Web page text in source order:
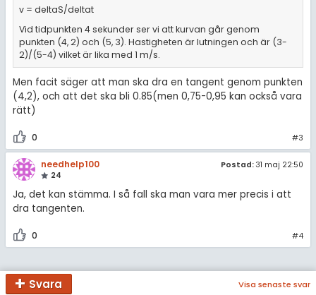
v = deltaS/deltat
Vid tidpunkten 4 sekunder ser vi att kurvan går genom
punkten (4, 2) och (5, 3). Hastigheten är lutningen och är (3-
2)/(5-4) vilket är lika med 1 m/s.
Men facit säger att man ska dra en tangent genom punkten
(4,2), och att det ska bli 0.85(men 0,75-0,95 kan också vara
rätt)
0 #3
needhelp100
24
Postad: 31 maj 22:50
Ja, det kan stämma. I så fall ska man vara mer precis i att
dra tangenten.
0 #4
Svara Visa senaste svar